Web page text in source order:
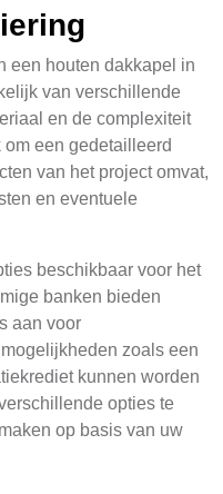
een houten dakkapel in
van verschillende
en de complexiteit
een gedetailleerd
van het project omvat,
en eventuele
beschikbaar voor het
banken bieden
aan voor
zoals een
kunnen worden
opties te
op basis van uw